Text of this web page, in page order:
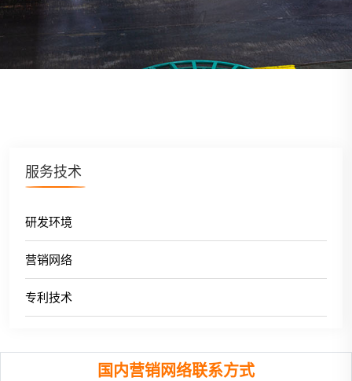
服务技术
研发环境
营销网络
专利技术
国内营销网络联系方式